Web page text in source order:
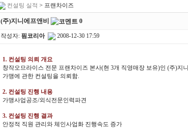
컨설팅 실적 > 프랜차이즈
(주)지니에프앤비 0
작성자: 핌코리아 2008-12-30 17:59
1. 컨설팅 의뢰 개요
창작오므라이스 전문 프랜차이즈 본사(현 3개 직영매장 보유)인 (주)
가맹에 관한 컨설팅을 의뢰함.
2. 컨설팅 진행 내용
가맹사업공조/외식전문인력파견
3. 컨설팅 진행 결과
안정적 직원 관리와 체인사업화 진행속도 증가